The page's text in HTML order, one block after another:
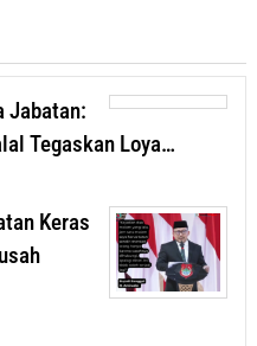
Jabatan:
Tegaskan Loya…
Keras